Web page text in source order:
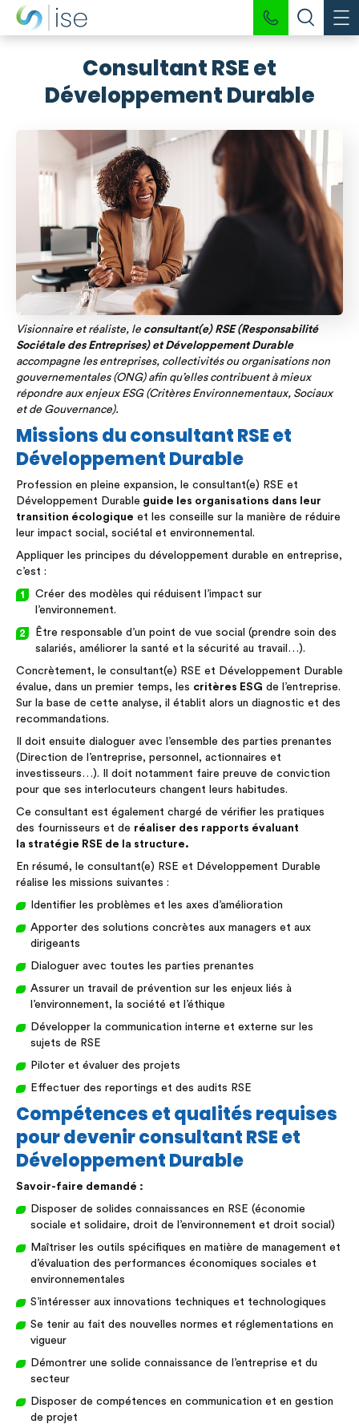
Consultant RSE et
Développement Durable
Visionnaire et réaliste, le consultant(e) RSE (Responsabilité
Sociétale des Entreprises) et Développement Durable
accompagne les entreprises, collectivités ou organisations non
gouvernementales (ONG) afin qu’elles contribuent à mieux
répondre aux enjeux ESG (Critères Environnementaux, Sociaux
et de Gouvernance).
Missions du consultant RSE et
Développement Durable
Profession en pleine expansion, le consultant(e) RSE et
Développement Durable guide les organisations dans leur
transition écologique et les conseille sur la manière de réduire
leur impact social, sociétal et environnemental.
Appliquer les principes du développement durable en entreprise,
c’est :
Créer des modèles qui réduisent l’impact sur
l’environnement.
Être responsable d’un point de vue social (prendre soin des
salariés, améliorer la santé et la sécurité au travail…).
Concrètement, le consultant(e) RSE et Développement Durable
évalue, dans un premier temps, les critères ESG de l’entreprise.
Sur la base de cette analyse, il établit alors un diagnostic et des
recommandations.
Il doit ensuite dialoguer avec l’ensemble des parties prenantes
(Direction de l’entreprise, personnel, actionnaires et
investisseurs…). Il doit notamment faire preuve de conviction
pour que ses interlocuteurs changent leurs habitudes.
Ce consultant est également chargé de vérifier les pratiques
des fournisseurs et de réaliser des rapports évaluant
la stratégie RSE de la structure.
En résumé, le consultant(e) RSE et Développement Durable
réalise les missions suivantes :
Identifier les problèmes et les axes d’amélioration
Apporter des solutions concrètes aux managers et aux
dirigeants
Dialoguer avec toutes les parties prenantes
Assurer un travail de prévention sur les enjeux liés à
l’environnement, la société et l’éthique
Développer la communication interne et externe sur les
sujets de RSE
Piloter et évaluer des projets
Effectuer des reportings et des audits RSE
Compétences et qualités requises
pour devenir consultant RSE et
Développement Durable
Savoir-faire demandé :
Disposer de solides connaissances en RSE (économie
sociale et solidaire, droit de l’environnement et droit social)
Maîtriser les outils spécifiques en matière de management et
d’évaluation des performances économiques sociales et
environnementales
S’intéresser aux innovations techniques et technologiques
Se tenir au fait des nouvelles normes et réglementations en
vigueur
Démontrer une solide connaissance de l’entreprise et du
secteur
Disposer de compétences en communication et en gestion
de projet